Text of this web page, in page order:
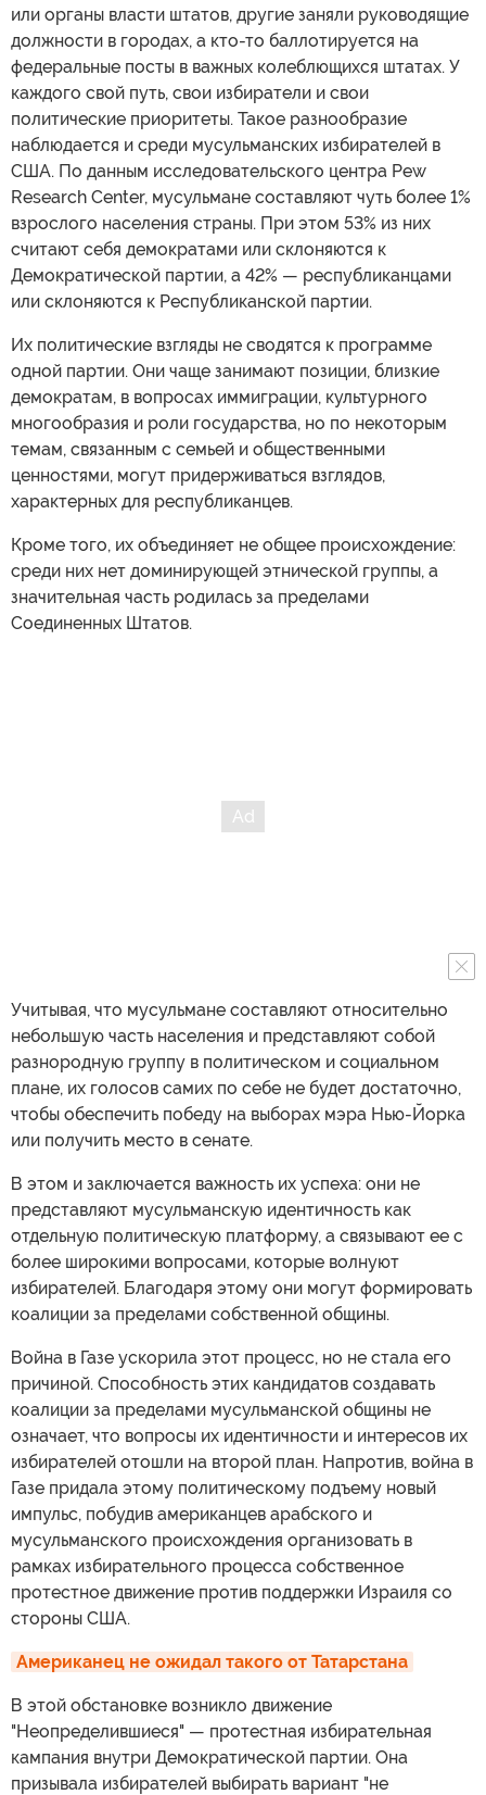
или органы власти штатов, другие заняли руководящие
должности в городах, а кто-то баллотируется на
федеральные посты в важных колеблющихся штатах. У
каждого свой путь, свои избиратели и свои
политические приоритеты. Такое разнообразие
наблюдается и среди мусульманских избирателей в
США. По данным исследовательского центра Pew
Research Center, мусульмане составляют чуть более 1%
взрослого населения страны. При этом 53% из них
считают себя демократами или склоняются к
Демократической партии, а 42% — республиканцами
или склоняются к Республиканской партии.
Их политические взгляды не сводятся к программе
одной партии. Они чаще занимают позиции, близкие
демократам, в вопросах иммиграции, культурного
многообразия и роли государства, но по некоторым
темам, связанным с семьей и общественными
ценностями, могут придерживаться взглядов,
характерных для республиканцев.
Кроме того, их объединяет не общее происхождение:
среди них нет доминирующей этнической группы, а
значительная часть родилась за пределами
Соединенных Штатов.
Учитывая, что мусульмане составляют относительно
небольшую часть населения и представляют собой
разнородную группу в политическом и социальном
плане, их голосов самих по себе не будет достаточно,
чтобы обеспечить победу на выборах мэра Нью-Йорка
или получить место в сенате.
В этом и заключается важность их успеха: они не
представляют мусульманскую идентичность как
отдельную политическую платформу, а связывают ее с
более широкими вопросами, которые волнуют
избирателей. Благодаря этому они могут формировать
коалиции за пределами собственной общины.
Война в Газе ускорила этот процесс, но не стала его
причиной. Способность этих кандидатов создавать
коалиции за пределами мусульманской общины не
означает, что вопросы их идентичности и интересов их
избирателей отошли на второй план. Напротив, война в
Газе придала этому политическому подъему новый
импульс, побудив американцев арабского и
мусульманского происхождения организовать в
рамках избирательного процесса собственное
протестное движение против поддержки Израиля со
стороны США.
Американец не ожидал такого от Татарстана
В этой обстановке возникло движение
"Неопределившиеся" — протестная избирательная
кампания внутри Демократической партии. Она
призывала избирателей выбирать вариант "не